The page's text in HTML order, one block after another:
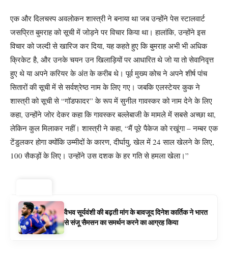
एक और दिलचस्प अवलोकन शास्त्री ने बनाया था जब उन्होंने पेस स्टालवार्ट
जसप्रित बुमराह को सूची में जोड़ने पर विचार किया था। हालांकि, उन्होंने इस
विचार को जल्दी से खारिज कर दिया, यह कहते हुए कि बुमराह अभी भी अधिक
क्रिकेट है, और उनके चयन उन खिलाड़ियों पर आधारित थे जो या तो सेवानिवृत्त
हुए थे या अपने करियर के अंत के करीब थे। पूर्व मुख्य कोच ने अपने शीर्ष पांच
सितारों की सूची में से सर्वश्रेष्ठ नाम के लिए गए। जबकि एलस्टेयर कुक ने
शास्त्री को सूची से “गॉडफादर” के रूप में सुनील गावस्कर को नाम देने के लिए
कहा, उन्होंने जोर देकर कहा कि गावस्कर बल्लेबाजी के मामले में सबसे अच्छा था,
लेकिन कुल मिलाकर नहीं। शास्त्री ने कहा, “मैं पूरे पैकेज को रखूंगा – नम्बर एक
टेंडुलकर होगा क्योंकि उम्मीदों के कारण, दीर्घायु, खेल में 24 साल खेलने के लिए,
100 सैकड़ों के लिए। उन्होंने उस दशक के हर गति से हमला खेला।”
वैभव सूर्यवंशी की बढ़ती मांग के बावजूद दिनेश कार्तिक ने भारत
से संजू सैमसन का समर्थन करने का आग्रह किया